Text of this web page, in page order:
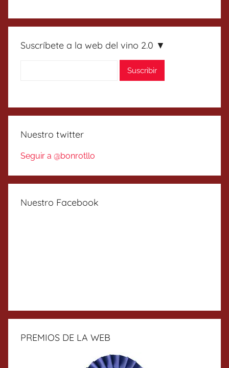
Suscríbete a la web del vino 2.0 ▼
Nuestro twitter
Seguir a @bonrotllo
Nuestro Facebook
PREMIOS DE LA WEB